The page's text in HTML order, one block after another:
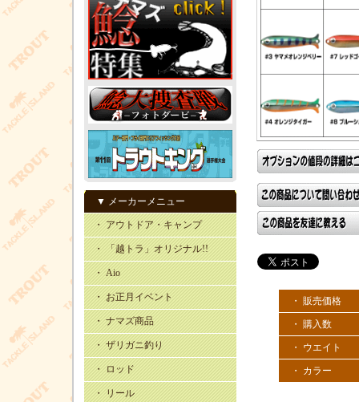
▼ メーカーメニュー
・ アウトドア・キャンプ
・ 「越トラ」オリジナル!!
・ Aio
・ お正月イベント
・ ナマズ商品
・ ザリガニ釣り
・ ロッド
・ リール
・ 販売価格
・ 購入数
・ ウエイト
・ カラー